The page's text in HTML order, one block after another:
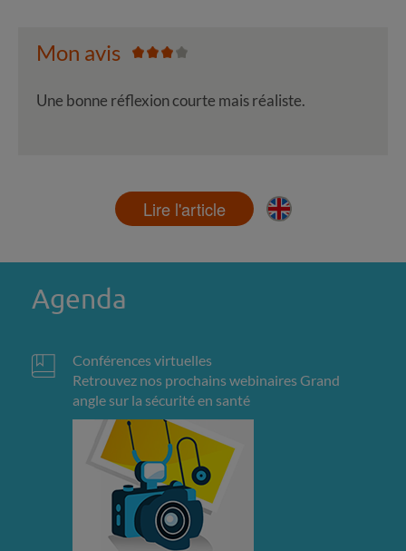
Mon avis
Une bonne réflexion courte mais réaliste.
Lire l'article
Agenda
Conférences virtuelles
Retrouvez nos prochains webinaires Grand
angle sur la sécurité en santé